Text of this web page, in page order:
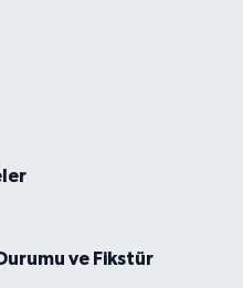
ve Fikstür